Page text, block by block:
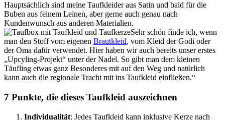
Hauptsächlich sind meine Taufkleider aus Satin und bald für die
Buben aus feinem Leinen, aber gerne auch genau nach
Kundenwunsch aus anderen Materialien.
Sehr schön finde ich, wenn
man den Stoff vom eigenen Brautkleid, vom Kleid der Godi oder
der Oma dafür verwendet. Hier haben wir auch bereits unser erstes
„Upcyling-Projekt“ unter der Nadel. So gibt man dem kleinen
Täufling etwas ganz Besonderes mit auf den Weg und natürlich
kann auch die regionale Tracht mit ins Taufkleid einfließen.“
7 Punkte, die dieses Taufkleid auszeichnen
Individualität: Jedes Taufkleid kann inklusive Kerze nach